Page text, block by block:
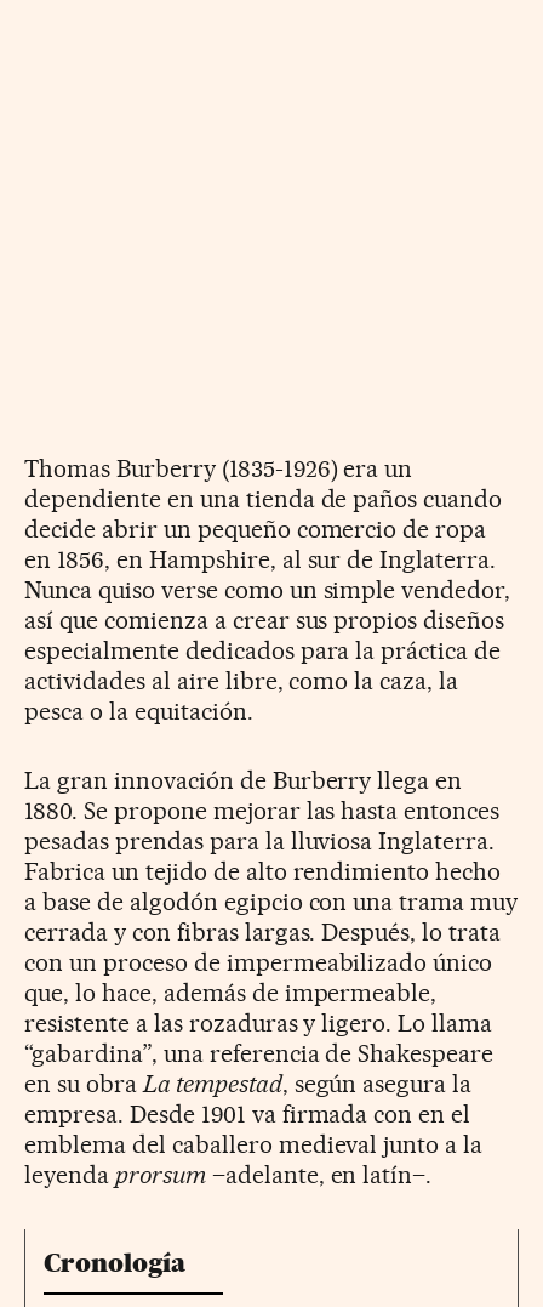
Thomas Burberry (1835-1926) era un
dependiente en una tienda de paños cuando
decide abrir un pequeño comercio de ropa
en 1856, en Hampshire, al sur de Inglaterra.
Nunca quiso verse como un simple vendedor,
así que comienza a crear sus propios diseños
especialmente dedicados para la práctica de
actividades al aire libre, como la caza, la
pesca o la equitación.
La gran innovación de Burberry llega en
1880. Se propone mejorar las hasta entonces
pesadas prendas para la lluviosa Inglaterra.
Fabrica un tejido de alto rendimiento hecho
a base de algodón egipcio con una trama muy
cerrada y con fibras largas. Después, lo trata
con un proceso de impermeabilizado único
que, lo hace, además de impermeable,
resistente a las rozaduras y ligero. Lo llama
“gabardina”, una referencia de Shakespeare
en su obraLa tempestad, según asegura la
empresa. Desde 1901 va firmada con en el
emblema del caballero medieval junto a la
leyenda prorsum–adelante, en latín–.
Cronología